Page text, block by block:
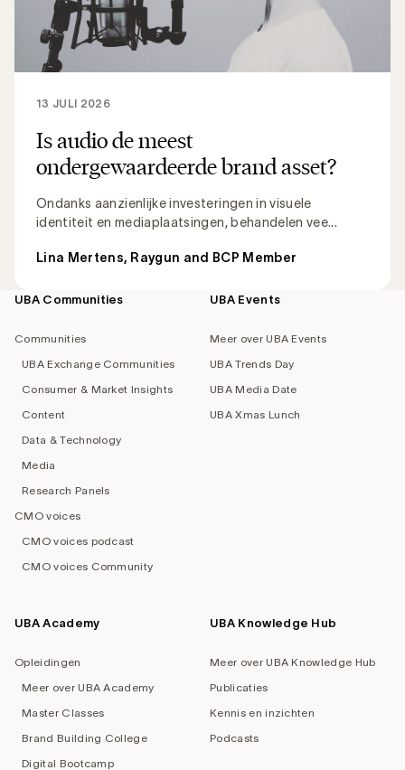
Is audio de meest
ondergewaardeerde brand asset?
Ondanks aanzienlijke investeringen in visuele
identiteit en mediaplaatsingen, behandelen vee...
13 JULI 2026
Lina Mertens, Raygun and BCP Member
Footer
UBA Communities
Communities
UBA Exchange Communities
Consumer & Market Insights
Content
Data & Technology
Media
Research Panels
CMO voices
CMO voices podcast
CMO voices Community
UBA Events
Meer over UBA Events
UBA Trends Day
UBA Media Date
UBA Xmas Lunch
UBA Academy
Opleidingen
Meer over UBA Academy
Master Classes
Brand Building College
Digital Bootcamp
UBA Knowledge Hub
Meer over UBA Knowledge Hub
Publicaties
Kennis en inzichten
Podcasts